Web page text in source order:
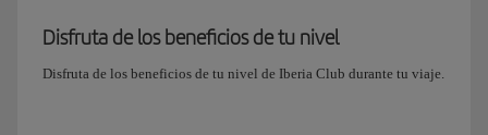
Disfruta de los beneficios de tu nivel
Disfruta de los beneficios de tu nivel de Iberia Club durante tu viaje.